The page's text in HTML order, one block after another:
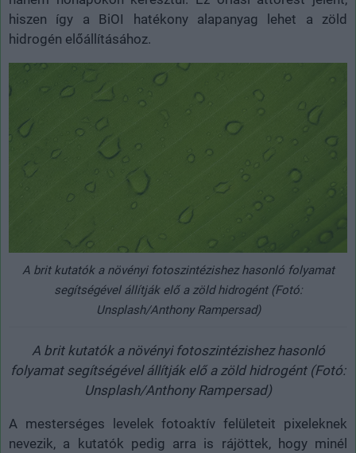
hiszen így a BiOI hatékony alapanyag lehet a zöld
hidrogén előállításához.
A brit kutatók a növényi fotoszintézishez hasonló folyamat
segítségével állítják elő a zöld hidrogént (Fotó:
Unsplash/Anthony Rampersad)
A brit kutatók a növényi fotoszintézishez hasonló
folyamat segítségével állítják elő a zöld hidrogént (Fotó:
Unsplash/Anthony Rampersad)
A mesterséges levelek fotoaktív felületeit pixeleknek
nevezik, a kutatók pedig arra is rájöttek, hogy minél